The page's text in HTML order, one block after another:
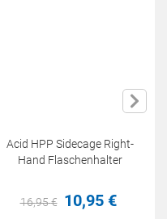
Acid HPP Sidecage Right-
Hand Flaschenhalter
16,95€ 10,95 €